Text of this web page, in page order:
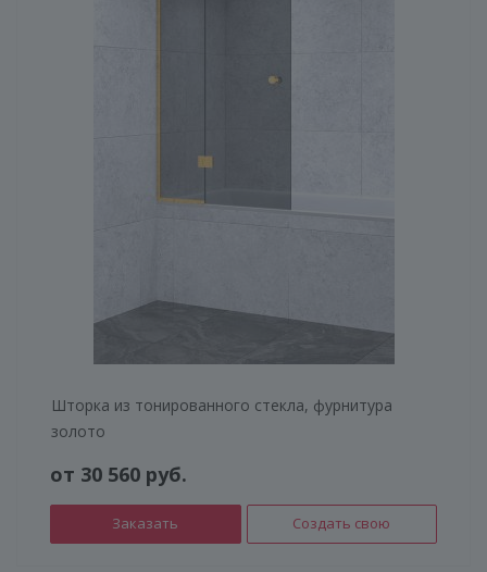
Шторка из тонированного стекла, фурнитура
золото
от 30 560 руб.
Заказать Создать свою